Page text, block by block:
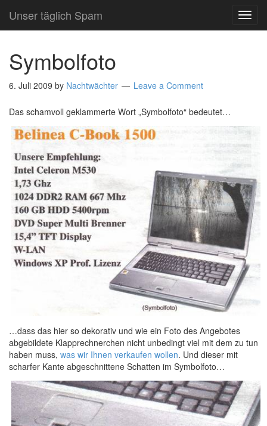
Unser täglich Spam
Symbolfoto
6. Juli 2009 by Nachtwächter Leave a Comment
Das schamvoll geklammerte Wort „Symbolfoto“ bedeutet…
…dass das hier so dekorativ und wie ein Foto des Angebotes
abgebildete Klapprechnerchen nicht unbedingt viel mit dem zu tun
haben muss, was wir Ihnen verkaufen wollen. Und dieser mit
scharfer Kante abgeschnittene Schatten im Symbolfoto…